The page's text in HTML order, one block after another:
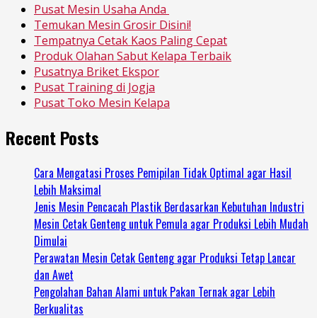
Pusat Mesin Usaha Anda
Temukan Mesin Grosir Disini!
Tempatnya Cetak Kaos Paling Cepat
Produk Olahan Sabut Kelapa Terbaik
Pusatnya Briket Ekspor
Pusat Training di Jogja
Pusat Toko Mesin Kelapa
Recent Posts
Cara Mengatasi Proses Pemipilan Tidak Optimal agar Hasil
Lebih Maksimal
Jenis Mesin Pencacah Plastik Berdasarkan Kebutuhan Industri
Mesin Cetak Genteng untuk Pemula agar Produksi Lebih Mudah
Dimulai
Perawatan Mesin Cetak Genteng agar Produksi Tetap Lancar
dan Awet
Pengolahan Bahan Alami untuk Pakan Ternak agar Lebih
Berkualitas